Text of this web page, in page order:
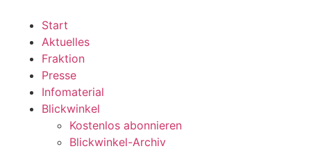
wechseln
Start
Aktuelles
Fraktion
Presse
Infomaterial
Blickwinkel
Kostenlos abonnieren
Blickwinkel-Archiv